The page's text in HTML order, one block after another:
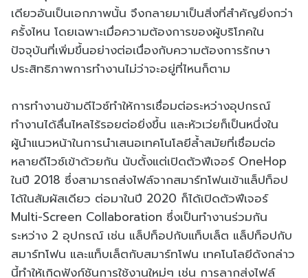
เดียวอันเป็นเอกภาพนั้น จึงกลายมาเป็นสิ่งที่สำคัญยิ่งกว่า
ครั้งไหน โดยเฉพาะเมื่อความต้องการของผู้บริโภคใน
ปัจจุบันที่เพิ่มขึ้นอย่างต่อเนื่องกับความต้องการรักษา
ประสิทธิภาพการทำงานไม่ว่าจะอยู่ที่ไหนก็ตาม
การทำงานข้ามดีไวซ์ทำให้การเชื่อมต่อระหว่างอุปกรณ์
ทำงานได้ลื่นไหลไร้รอยต่อยิ่งขึ้น และหัวเว่ยก็เป็นหนึ่งใน
ผู้นำแนวหน้าในการนำเสนอเทคโนโลยีล้ำสมัยที่เชื่อมต่อ
หลายดีไวซ์เข้าด้วยกัน นับตั้งแต่เปิดตัวฟีเจอร์ OneHop
ในปี 2018 ซึ่งสามารถส่งไฟล์จากสมาร์ทโฟนเข้าแล็ปท็อป
ได้ในสัมผัสเดียว ต่อมาในปี 2020 ก็ได้เปิดตัวฟีเจอร์
Multi-Screen Collaboration ซึ่งเป็นทำงานร่วมกัน
ระหว่าง 2 อุปกรณ์ เช่น แล็ปท็อปกับแท็บเล็ต แล็ปท็อปกับ
สมาร์ทโฟน และแท็บเล็ตกับสมาร์ทโฟน เทคโนโลยีดังกล่าว
นี้ทำให้เกิดฟังก์ชันการใช้งานใหม่ๆ เช่น การลากส่งไฟล์